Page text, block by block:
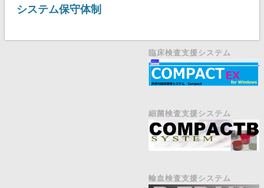
システム保守体制
臨床検査支援システム
細菌検査支援システム
輸血検査支援システム